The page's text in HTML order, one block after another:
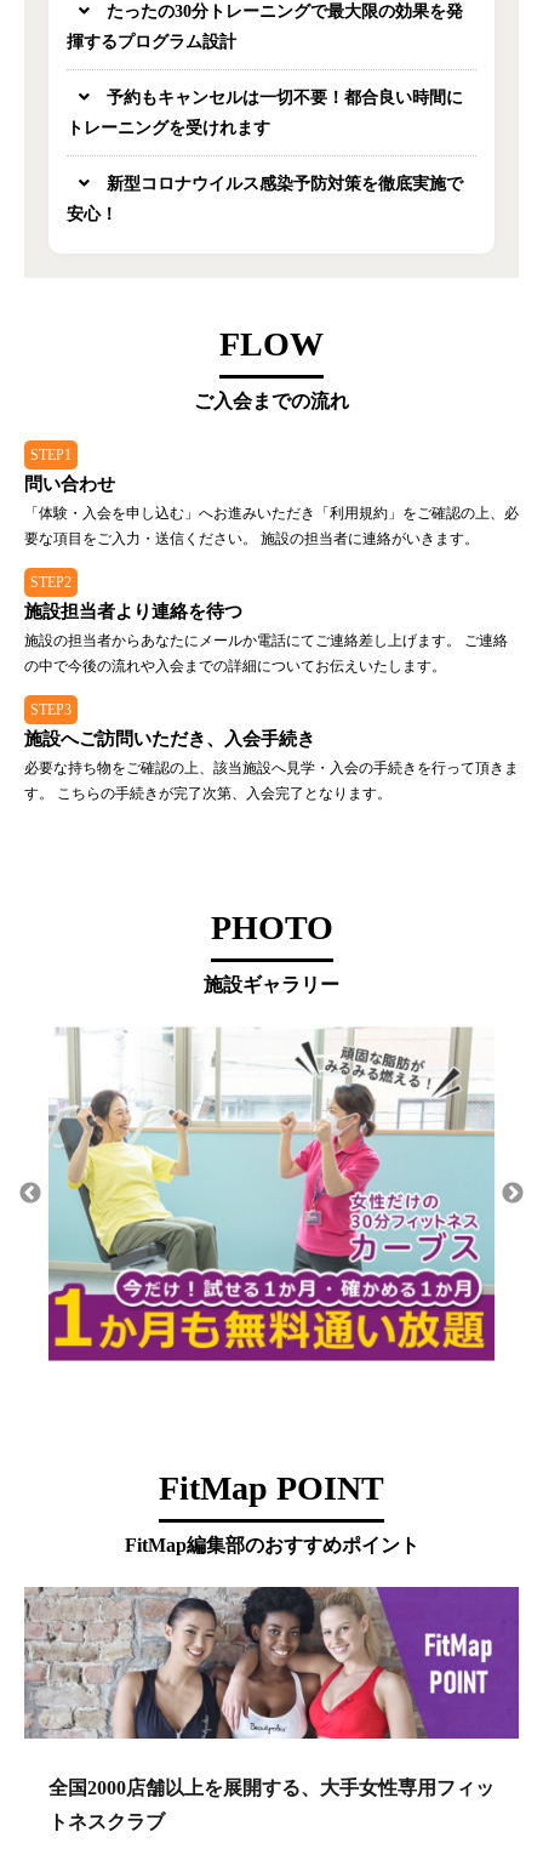
たったの30分トレーニングで最大限の効果を発
揮するプログラム設計
予約もキャンセルは一切不要！都合良い時間に
トレーニングを受けれます
新型コロナウイルス感染予防対策を徹底実施で
安心！
FLOW
ご入会までの流れ
STEP1
問い合わせ
「体験・入会を申し込む」へお進みいただき「利用規約」をご確認の上、必
要な項目をご入力・送信ください。 施設の担当者に連絡がいきます。
STEP2
施設担当者より連絡を待つ
施設の担当者からあなたにメールか電話にてご連絡差し上げます。 ご連絡
の中で今後の流れや入会までの詳細についてお伝えいたします。
STEP3
施設へご訪問いただき、入会手続き
必要な持ち物をご確認の上、該当施設へ見学・入会の手続きを行って頂きま
す。 こちらの手続きが完了次第、入会完了となります。
PHOTO
施設ギャラリー
FitMap POINT
FitMap編集部のおすすめポイント
全国2000店舗以上を展開する、大手女性専用フィッ
トネスクラブ